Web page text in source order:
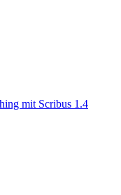
mit Scribus 1.4